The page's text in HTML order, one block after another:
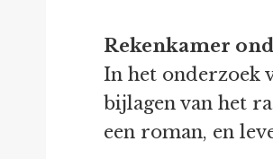
Rekenkamer
In het onderzoek
bijlagen van het
een roman, en